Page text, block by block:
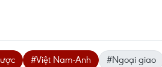
#Việt Nam-Anh #Ngoại giao